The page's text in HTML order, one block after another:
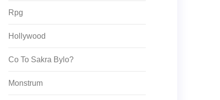
Rpg
Hollywood
Co To Sakra Bylo?
Monstrum